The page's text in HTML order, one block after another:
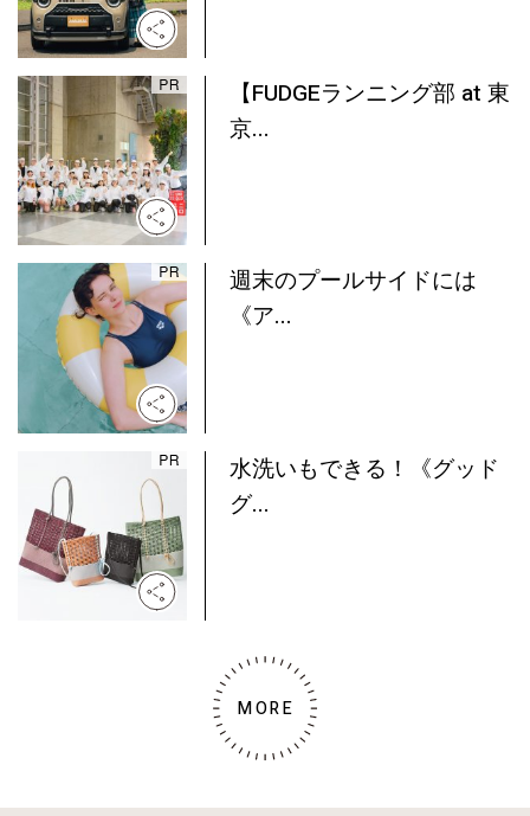
【FUDGEランニング部 at 東
京...
週末のプールサイドには
《ア...
水洗いもできる！《グッド
グ...
MORE